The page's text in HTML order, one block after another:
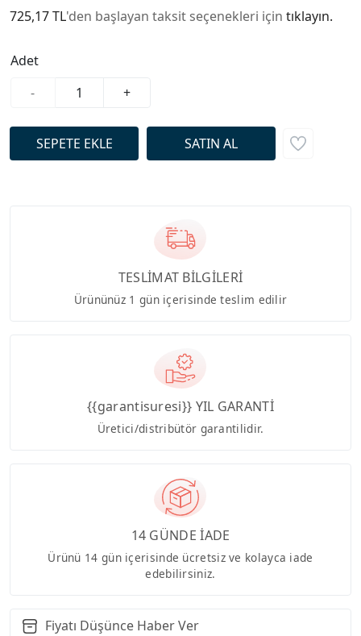
725,17 TL'den başlayan taksit seçenekleri için tıklayın.
Adet
-
+
TESLİMAT BİLGİLERİ
Ürününüz 1 gün içerisinde teslim edilir
{{garantisuresi}} YIL GARANTİ
Üretici/distribütör garantilidir.
14 GÜNDE İADE
Ürünü 14 gün içerisinde ücretsiz ve kolayca iade
edebilirsiniz.
Fiyatı Düşünce Haber Ver